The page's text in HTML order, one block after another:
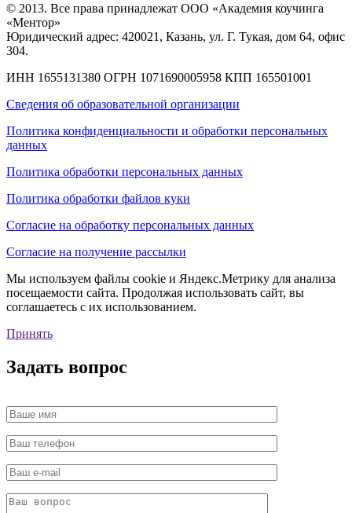
© 2013. Все права принадлежат ООО «Академия коучинга
«Ментор»
Юридический адрес: 420021, Казань, ул. Г. Тукая, дом 64, офис
304.
ИНН 1655131380 ОГРН 1071690005958 КПП 165501001
Сведения об образовательной организации
Политика конфиденциальности и обработки персональных
данных
Политика обработки персональных данных
Политика обработки файлов куки
Согласие на обработку персональных данных
Согласие на получение рассылки
Мы используем файлы cookie и Яндекс.Метрику для анализа
посещаемости сайта. Продолжая использовать сайт, вы
соглашаетесь с их использованием.
Принять
Задать вопрос